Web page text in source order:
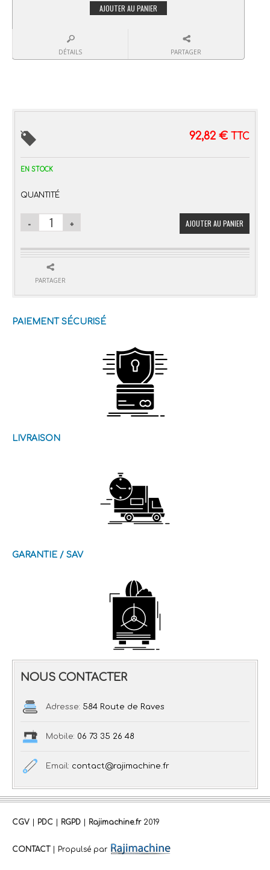
AJOUTER AU PANIER
DÉTAILS PARTAGER
92,82 € TTC
EN STOCK
QUANTITÉ
AJOUTER AU PANIER
PARTAGER
PAIEMENT SÉCURISÉ
LIVRAISON
GARANTIE / SAV
NOUS CONTACTER
Adresse: 584 Route de Raves
Mobile: 06 73 35 26 48
Email: contact@rajimachine.fr
CGV PDC RGPD Rajimachine.fr2019
CONTACT | Propulsé par